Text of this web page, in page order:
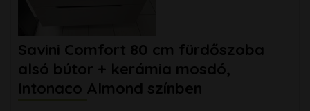
Savini Comfort 80 cm fürdőszoba
alsó bútor + kerámia mosdó,
Intonaco Almond színben